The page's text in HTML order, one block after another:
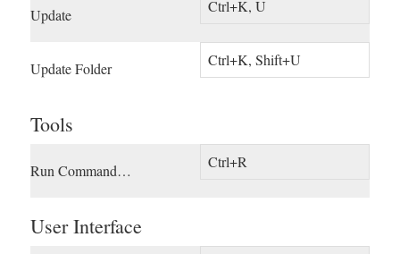
Update Ctrl+K, U
Update Folder Ctrl+K, Shift+U
Tools
Run Command… Ctrl+R
User Interface